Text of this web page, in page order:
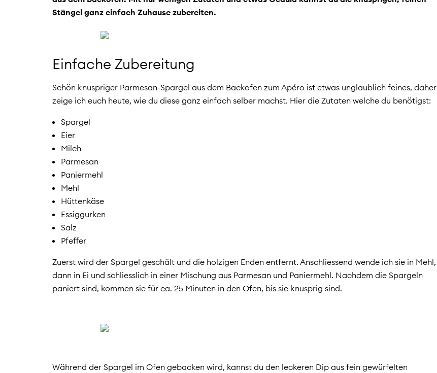
Stängel ganz einfach Zuhause zubereiten.
Einfache Zubereitung
Schön knuspriger Parmesan-Spargel aus dem Backofen zum Apéro ist etwas unglaublich feines, daher
zeige ich euch heute, wie du diese ganz einfach selber machst. Hier die Zutaten welche du benötigst:
Spargel
Eier
Milch
Parmesan
Paniermehl
Mehl
Hüttenkäse
Essiggurken
Salz
Pfeffer
Zuerst wird der Spargel geschält und die holzigen Enden entfernt. Anschliessend wende ich sie in Mehl,
dann in Ei und schliesslich in einer Mischung aus Parmesan und Paniermehl. Nachdem die Spargeln
paniert sind, kommen sie für ca. 25 Minuten in den Ofen, bis sie knusprig sind.
Während der Spargel im Ofen gebacken wird, kannst du den leckeren Dip aus fein gewürfelten